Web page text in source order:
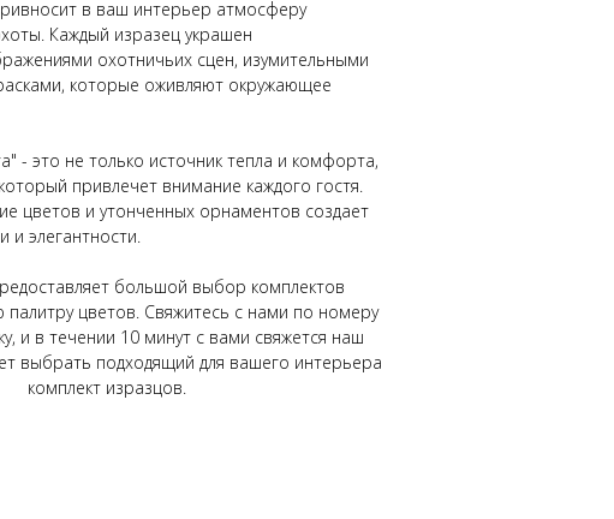
в ваш интерьер атмосферу
Каждый изразец украшен
охотничьих сцен, изумительными
которые оживляют окружающее
- это не только источник тепла и комфорта,
привлечет внимание каждого гостя.
цветов и утонченных орнаментов создает
и элегантности.
большой выбор комплектов
цветов. Свяжитесь с нами по номеру
и в течении 10 минут с вами свяжется наш
выбрать подходящий для вашего интерьера
комплект изразцов.